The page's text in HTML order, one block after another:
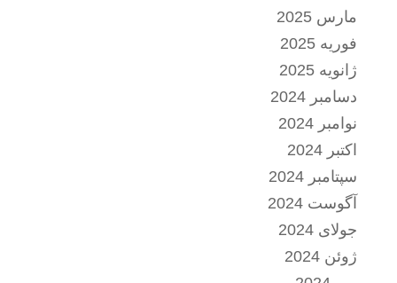
مارس 2025
فوریه 2025
ژانویه 2025
دسامبر 2024
نوامبر 2024
اکتبر 2024
سپتامبر 2024
آگوست 2024
جولای 2024
ژوئن 2024